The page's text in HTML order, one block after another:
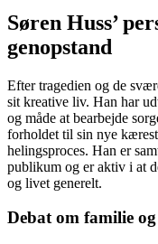
Søren Huss’
genopstand
Efter tragedien og de
sit kreative liv. Han har
og måde at bearbejde
forholdet til sin nye
helingsproces. Han er
publikum og er aktiv i at
og livet generelt.
Debat om familie